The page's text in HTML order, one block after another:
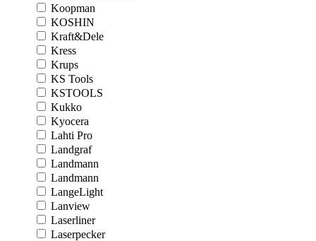
Koopman
KOSHIN
Kraft&Dele
Kress
Krups
KS Tools
KSTOOLS
Kukko
Kyocera
Lahti Pro
Landgraf
Landmann
Landmann
LangeLight
Lanview
Laserliner
Laserpecker